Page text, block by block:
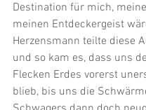
Destination für mich,
meinen Entdeckergeist
Herzensmann teilte diese
und so kam es, dass uns
Flecken Erdes vorerst
blieb, bis uns die